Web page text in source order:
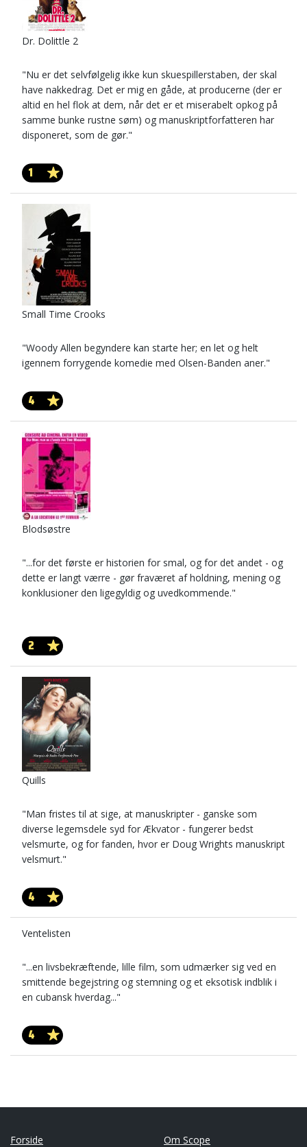
Dr. Dolittle 2
"Nu er det selvfølgelig ikke kun skuespillerstaben, der skal
have nakkedrag. Det er mig en gåde, at producerne (der er
altid en hel flok at dem, når det er et miserabelt opkog på
samme bunke rustne søm) og manuskriptforfatteren har
disponeret, som de gør."
1
Small Time Crooks
"Woody Allen begyndere kan starte her; en let og helt
igennem forrygende komedie med Olsen-Banden aner."
4
Blodsøstre
"...for det første er historien for smal, og for det andet - og
dette er langt værre - gør fraværet af holdning, mening og
konklusioner den ligegyldig og uvedkommende."
2
Quills
"Man fristes til at sige, at manuskripter - ganske som
diverse legemsdele syd for Ækvator - fungerer bedst
velsmurte, og for fanden, hvor er Doug Wrights manuskript
velsmurt."
4
Ventelisten
"...en livsbekræftende, lille film, som udmærker sig ved en
smittende begejstring og stemning og et eksotisk indblik i
en cubansk hverdag..."
4
Forside Om Scope